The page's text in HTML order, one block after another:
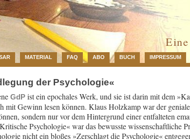
MATERIAL FAQ ABO BUCH IMPRESSUM
der Psychologie«
GdP ist ein epochales Werk, und sie ist darin mit dem
mit Gewinn lesen können. Klaus Holzkamp war der
sondern nur vor dem Hintergrund einer entfalteten
Psychologie« war das bewusste wissenschaftliche
nicht ein bloßes »Zerschlagt die Psychologie«